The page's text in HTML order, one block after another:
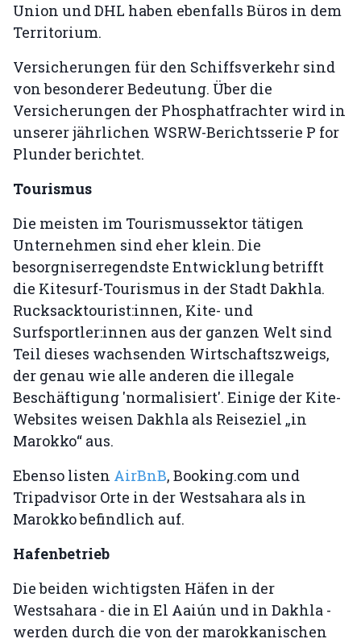
Union und DHL haben ebenfalls Büros in dem
Territorium.
Versicherungen für den Schiffsverkehr sind
von besonderer Bedeutung. Über die
Versicherungen der Phosphatfrachter wird in
unserer jährlichen WSRW-Berichtsserie P for
Plunder berichtet.
Tourismus
Die meisten im Tourismussektor tätigen
Unternehmen sind eher klein. Die
besorgniserregendste Entwicklung betrifft
die Kitesurf-Tourismus in der Stadt Dakhla.
Rucksacktourist:innen, Kite- und
Surfsportler:innen aus der ganzen Welt sind
Teil dieses wachsenden Wirtschaftszweigs,
der genau wie alle anderen die illegale
Beschäftigung 'normalisiert'. Einige der Kite-
Websites weisen Dakhla als Reiseziel „in
Marokko“ aus.
Ebenso listen AirBnB, Booking.com und
Tripadvisor Orte in der Westsahara als in
Marokko befindlich auf.
Hafenbetrieb
Die beiden wichtigsten Häfen in der
Westsahara - die in El Aaiún und in Dakhla -
werden durch die von der marokkanischen